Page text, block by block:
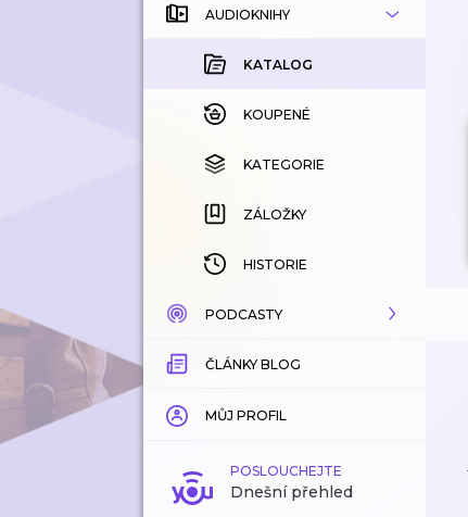
AUDIOKNIHY
KATALOG
KOUPENÉ
KATEGORIE
ZÁLOŽKY
HISTORIE
PODCASTY
KATALOG
KATEGORIE
ZÁLOŽKY
ČLÁNKY BLOG
MŮJ PROFIL
POSLOUCHEJTE
Dnešní přehled